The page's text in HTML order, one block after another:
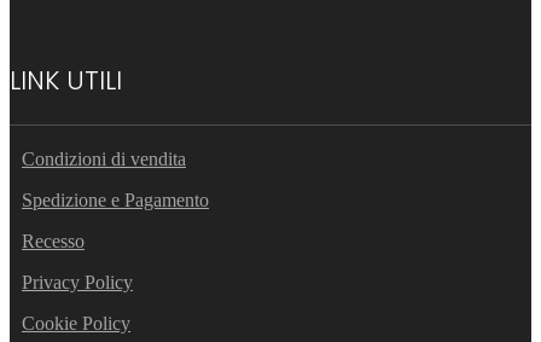
LINK UTILI
Condizioni di vendita
Spedizione e Pagamento
Recesso
Privacy Policy
Cookie Policy